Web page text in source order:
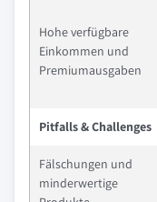
Hohe verfügbare
Einkommen und
Premiumausgaben
Pitfalls & Challenges
Fälschungen und
minderwertige